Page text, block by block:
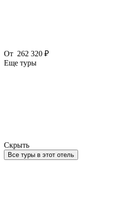
От 262 320 ₽
Еще туры
Скрыть
Все туры в этот отель